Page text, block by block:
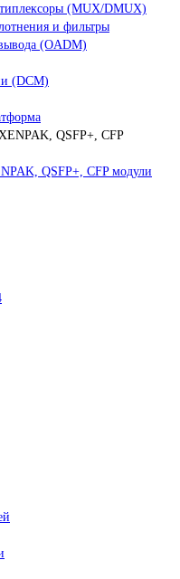
(MUX/DMUX)
и фильтры
(OADM)
(DCM)
QSFP+, CFP модули